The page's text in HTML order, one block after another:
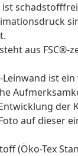
ist
aus
ist
der
auf dieser
(Öko-Tex